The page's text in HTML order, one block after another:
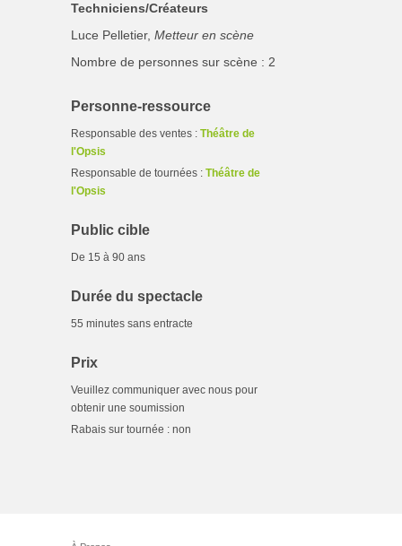
Techniciens/Créateurs
Luce Pelletier, Metteur en scène
Nombre de personnes sur scène : 2
Personne-ressource
Responsable des ventes : Théâtre de
l'Opsis
Responsable de tournées : Théâtre de
l'Opsis
Public cible
De 15 à 90 ans
Durée du spectacle
55 minutes sans entracte
Prix
Veuillez communiquer avec nous pour
obtenir une soumission
Rabais sur tournée : non